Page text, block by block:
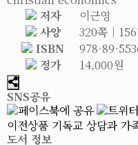
저자
이근영
사양
320쪽
ISBN
978-89-
정가
14,000원
SNS공유
이전상품 기독교 상담과 가
도서 정보